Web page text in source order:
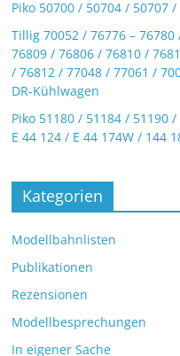
Piko 50700 / 50704 / 50707
Tillig 70052 / 76776 –
76809 / 76806 / 76810 /
/ 76812 / 77048 / 77061 /
DR-Kühlwagen
Piko 51180 / 51184 / 51190
E 44 124 / E 44 174W / 144
Kategorien
Modellbahnlisten
Publikationen
Rezensionen
Modellbesprechungen
In eigener Sache